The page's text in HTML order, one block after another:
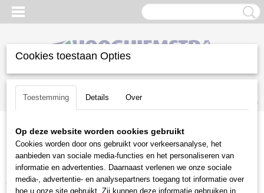
Inloggen Registreren
(0)
Home >Aanbiedingen>Zitmaaier aanbiedingen
MR 5075 T
Zitmaaier aanbieding
Cookies toestaan Opties
Toestemming Details Over
Op deze website worden cookies gebruikt
Cookies worden door ons gebruikt voor verkeersanalyse, het
aanbieden van sociale media-functies en het personaliseren van
informatie en advertenties. Daarnaast verlenen we onze sociale
media-, advertentie- en analysepartners toegang tot informatie over
hoe u onze site gebruikt. Zij kunnen deze informatie gebruiken in